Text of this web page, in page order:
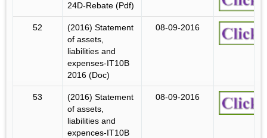
24D-Rebate (Pdf)
52
(2016) Statement
of assets,
liabilities and
expenses-IT10B
2016 (Doc)
08-09-2016
53
(2016) Statement
of assets,
liabilities and
expences-IT10B
08-09-2016